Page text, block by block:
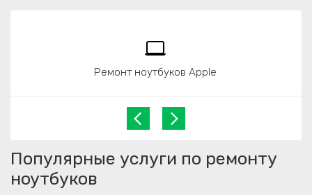
Ремонт ноутбуков Apple
Популярные услуги по ремонту
ноутбуков